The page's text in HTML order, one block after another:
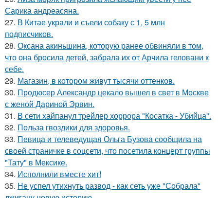
Сарика андреасяна.
27. В Китае украли и съели собаку с 1, 5 млн
подписчиков.
28. Оксана акиньшина, которую ранее обвиняли в том,
что она бросила детей, забрала их от Арчила геловани к
себе.
29. Магазин, в котором живут тысячи оттенков.
30. Продюсер Александр цекало вышел в свет в Москве
с женой Дариной Эрвин.
31. В сети хайпанул трейлер хоррора "Косатка - Убийца".
32. Польза гвоздики для здоровья.
33. Певица и телеведущая Ольга Бузова сообщила на
своей страничке в соцсети, что посетила концерт группы
"Тату" в Мексике.
34. Исполнили вместе хит!
35. Не успел утихнуть развод - как сеть уже "Собрала"